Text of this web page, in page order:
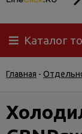
Доставка
Самовывоз
Гарантия
Каталог
Главная -